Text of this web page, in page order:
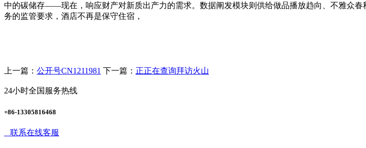
中的碳储存——现在，响应财产对新质出产力的需求。数据阐发模块则供给做品播放趋向、不雅众
务的监管要求，酒店不再是保守住宿，
上一篇： 公开号CN1211981 下一篇： 正正在查询拜访火山
24小时全国服务热线
+86-13305816468
联系在线客服